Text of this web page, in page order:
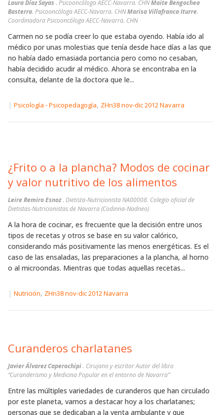
Laura Díaz Sayas . Psicooncóloga AECC-Navarra. CHNMaite Bengochea
Basterra. Psicooncóloga AECC-Navarra. CHNMarisa Villafranca Iturre.
Coordinadora Psicooncóloga AECC-Navarra. CHN
Carmen no se podía creer lo que estaba oyendo. Había ido al
médico por unas molestias que tenía desde hace días a las que
no había dado emasiada portancia pero como no cesaban,
había decidido acudir al médico. Ahora se encontraba en la
consulta, delante de la doctora que le...
| Psicología - Psicopedagogía, ZHn38 nov-dic 2012 Navarra
¿Frito o a la plancha? Modos de cocinar
y valor nutritivo de los alimentos
Leire Remiro Esnoz. Dietista-Nutricionista NA00008. Colegio oficial de
Dietistas-Nutricionistas de Navarra (Codinna-Nadneo)
A la hora de cocinar, es frecuente que la decisión entre unos
tipos de recetas y otros se base en su valor calórico,
considerando más positivamente las menos energéticas. Es el
caso de las ensaladas, las preparaciones a la plancha, al horno
o al microondas. Mientras que todas aquellas recetas...
| Nutrición, ZHn38 nov-dic 2012 Navarra
Curanderos charlatanes
Javier Álvarez Caperochipi. Cirujano y escritor Autor del libro
“Curanderismo y Medicina Popular en el entorno de Navarra”
Entre las múltiples variedades de curanderos que han circulado
por este planeta, vamos a destacar hoy a los charlatanes;
personas que se dedicaban a la venta ambulante y que